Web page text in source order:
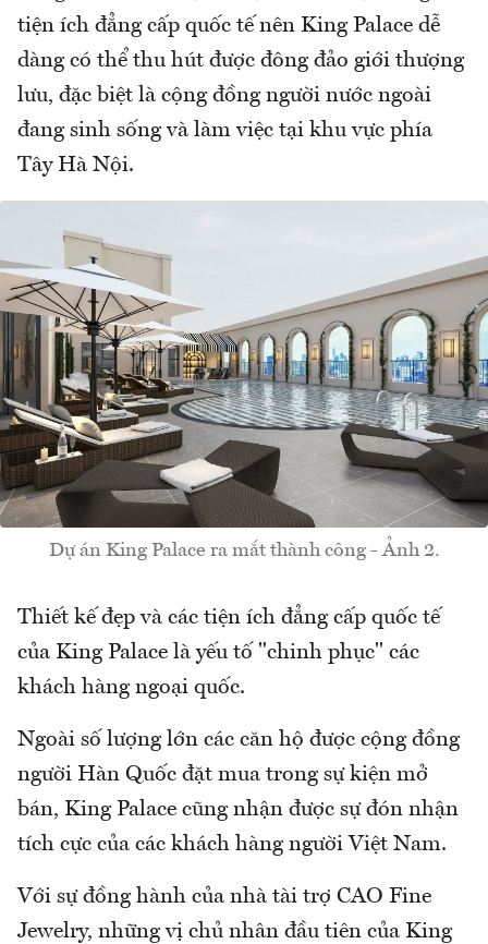
tiện ích đẳng cấp quốc tế nên King Palace dễ
dàng có thể thu hút được đông đảo giới thượng
lưu, đặc biệt là cộng đồng người nước ngoài
đang sinh sống và làm việc tại khu vực phía
Tây Hà Nội.
Dự án King Palace ra mắt thành công - Ảnh 2.
Thiết kế đẹp và các tiện ích đẳng cấp quốc tế
của King Palace là yếu tố "chinh phục" các
khách hàng ngoại quốc.
Ngoài số lượng lớn các căn hộ được cộng đồng
người Hàn Quốc đặt mua trong sự kiện mở
bán, King Palace cũng nhận được sự đón nhận
tích cực của các khách hàng người Việt Nam.
Với sự đồng hành của nhà tài trợ CAO Fine
Jewelry, những vị chủ nhân đầu tiên của King